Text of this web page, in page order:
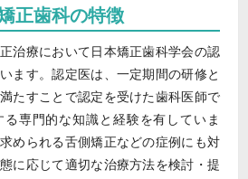
正歯科の特徴
治療において日本矯正歯科学会の認
ます。認定医は、一定期間の研修と
たすことで認定を受けた歯科医師で
専門的な知識と経験を有していま
められる舌側矯正などの症例にも対
に応じて適切な治療方法を検討・提